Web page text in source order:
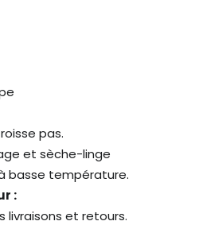
pas.
et sèche-linge
basse température.
:
livraisons et retours.